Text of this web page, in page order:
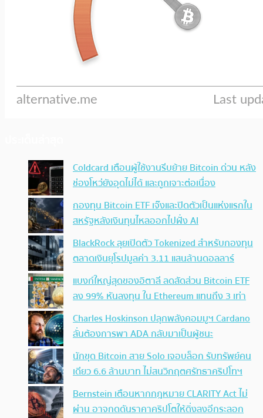
Coldcard เตือนผู้ใช้งานรีบย้าย Bitcoin ด่วน หลัง
ช่องโหว่ยังอุดไม่ได้ และถูกเจาะต่อเนื่อง
กองทุน Bitcoin ETF เจ๊งและปิดตัวเป็นแห่งแรกใน
สหรัฐหลังเงินทุนไหลออกไปฝั่ง AI
BlackRock ลุยเปิดตัว Tokenized สำหรับกองทุน
ตลาดเงินยุโรปมูลค่า 3.11 แสนล้านดอลลาร์
แบงก์ใหญ่สุดของอิตาลี ลดสัดส่วน Bitcoin ETF
ลง 99% หันลงทุน ใน Ethereum แทนถึง 3 เท่า
Charles Hoskinson ปลุกพลังคอมมูฯ Cardano
ลั่นต้องการพา ADA กลับมาเป็นผู้ชนะ
นักขุด Bitcoin สาย Solo เจอบล็อก รับทรัพย์คน
เดียว 6.6 ล้านบาท ไม่สนวิกฤตศรัทธาคริปโทฯ
Bernstein เตือนหากกฎหมาย CLARITY Act ไม่
ผ่าน อาจกดดันราคาคริปโตให้ดิ่งลงอีกระลอก